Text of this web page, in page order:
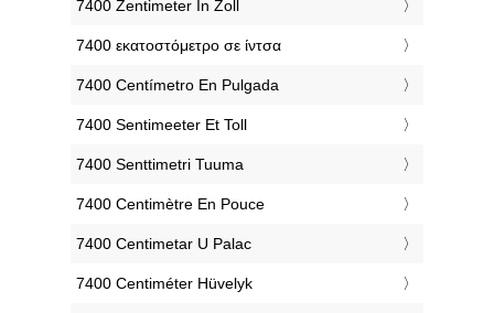
‎7400 Zentimeter In Zoll
‎7400 εκατοστόμετρο σε ίντσα
‎7400 Centímetro En Pulgada
‎7400 Sentimeeter Et Toll
‎7400 Senttimetri Tuuma
‎7400 Centimètre En Pouce
‎7400 Centimetar U Palac
‎7400 Centiméter Hüvelyk